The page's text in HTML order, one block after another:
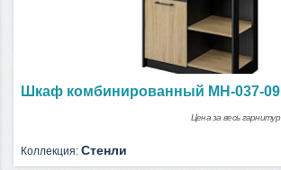
Шкаф комбинированный МН-037-09
Цена за весь гарнитур
Коллекция: Стенли